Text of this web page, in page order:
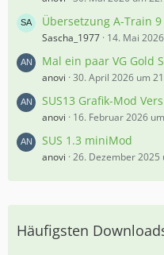
Übersetzung A-Train
Sascha_1977 14. Mai
Mal ein paar VG Gold
anovi 30. April 2026 um
SUS13 Grafik-Mod
anovi 16. Februar 2026
SUS 1.3 miniMod
anovi 26. Dezember 2025
Häufigsten